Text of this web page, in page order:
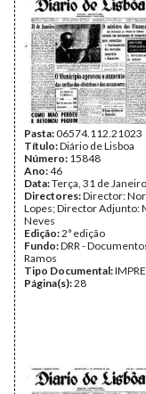
Pasta:06574.112.21023
Título:Diário de Lisboa
Número: 15848
Ano:46
Data:Terça, 31 de
Directores:Director:
Lopes; Director Adjunto:
Neves
Edição:2ª edição
Fundo:DRR -
Ramos
Tipo Documental:
Página(s):28